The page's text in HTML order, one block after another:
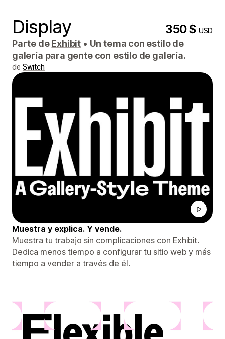
Display 350 $USD
Parte deExhibit • Un tema con estilo de
galería para gente con estilo de galería.
de Switch
Muestra y explica. Y vende.
Muestra tu trabajo sin complicaciones con Exhibit.
Dedica menos tiempo a configurar tu sitio web y más
tiempo a vender a través de él.